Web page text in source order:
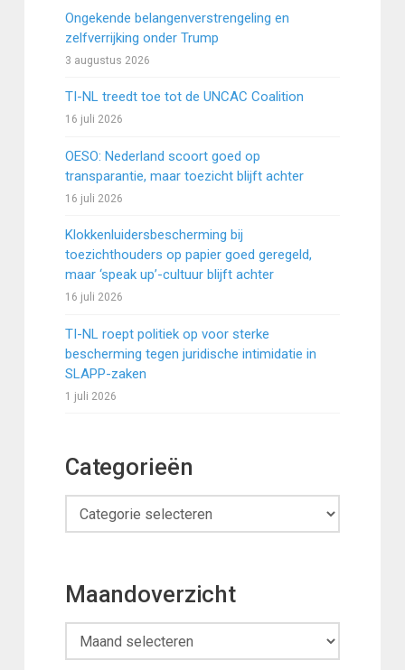
Ongekende belangenverstrengeling en
zelfverrijking onder Trump
3 augustus 2026
TI-NL treedt toe tot de UNCAC Coalition
16 juli 2026
OESO: Nederland scoort goed op
transparantie, maar toezicht blijft achter
16 juli 2026
Klokkenluidersbescherming bij
toezichthouders op papier goed geregeld,
maar ‘speak up’-cultuur blijft achter
16 juli 2026
TI-NL roept politiek op voor sterke
bescherming tegen juridische intimidatie in
SLAPP-zaken
1 juli 2026
Categorieën
Categorieën
Maandoverzicht
Maandoverzicht